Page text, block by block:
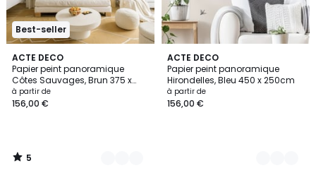
Best-seller
ACTE DECO
Papier peint panoramique
Côtes Sauvages, Brun 375 x
250cm
à partir de
156,00 €
5
/
5
5
Couleurs
5
/
ACTE DECO
Papier peint panoramique
Hirondelles, Bleu 450 x 250cm
à partir de
156,00 €
4
Couleurs